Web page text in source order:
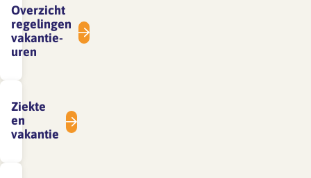
Overzicht
regelingen
vakantie-
uren
Ziekte
en
vakantie